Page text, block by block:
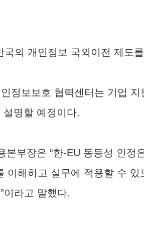
의 개인정보 국외이전 제도
정보보호 협력센터는 기업
명할 예정이다.
본부장은 “한-EU 동등성 인
이해하고 실무에 적용할 수
이라고 말했다.